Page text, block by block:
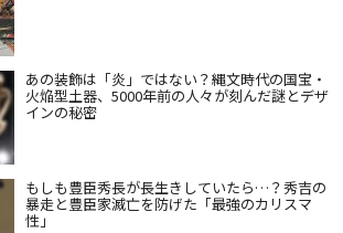
あの装飾は「炎」ではない？縄文時代の国宝・
火焔型土器、5000年前の人々が刻んだ謎とデザ
インの秘密
もしも豊臣秀長が長生きしていたら…？秀吉の
暴走と豊臣家滅亡を防げた「最強のカリスマ
性」